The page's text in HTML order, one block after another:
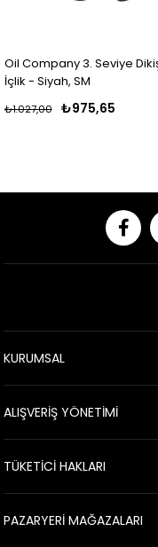
Dikişsiz Alt Oil
İçlik Seti -
₺1.365,00
KURUMSAL
ALIŞVERİŞ YÖNETİMİ
TÜKETİCİ HAKLARI
PAZARYERİ MAĞAZALARI